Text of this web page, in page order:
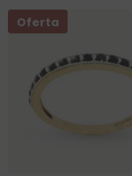
Oferta